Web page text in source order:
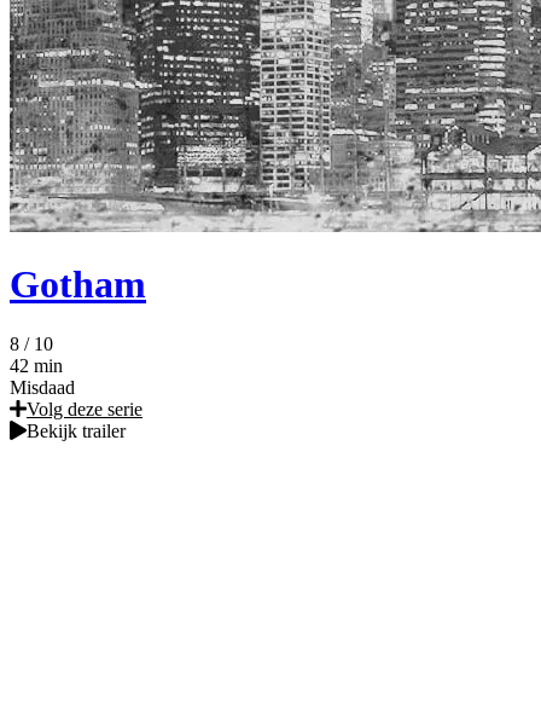
Gotham
8 / 10
42 min
Misdaad
Volg deze serie
Bekijk trailer